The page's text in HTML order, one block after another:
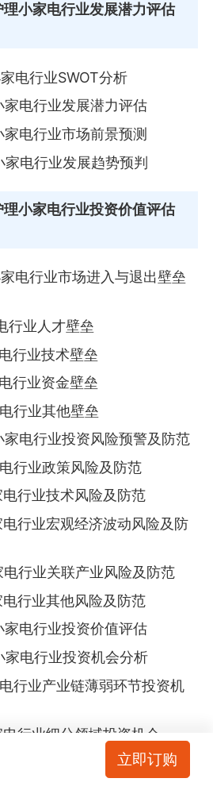
理小家电行业发展潜力评估
电行业SWOT分析
电行业发展潜力评估
电行业市场前景预测
电行业发展趋势预判
理小家电行业投资价值评估
电行业市场进入与退出壁垒
行业人才壁垒
行业技术壁垒
行业资金壁垒
行业其他壁垒
电行业投资风险预警及防范
行业政策风险及防范
行业技术风险及防范
行业宏观经济波动风险及防
行业关联产业风险及防范
行业其他风险及防范
电行业投资价值评估
电行业投资机会分析
行业产业链薄弱环节投资机
行业细分领域投资机会
行业区域市场投资机会
立即订购